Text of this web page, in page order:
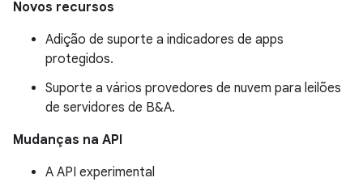
Novos recursos
Adição de suporte a indicadores de apps
protegidos.
Suporte a vários provedores de nuvem para leilões
de servidores de B&A.
Mudanças na API
A API experimental